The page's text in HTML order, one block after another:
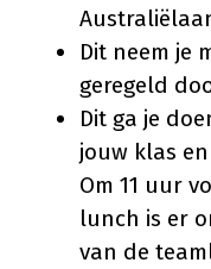
Dit neem je
geregeld
Dit ga je
jouw klas
Om 11 uur
lunch is er
van de